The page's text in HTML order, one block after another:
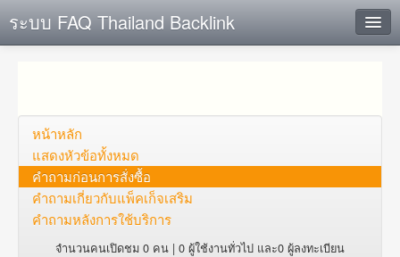
ระบบ FAQ Thailand Backlink
ตั้งคำถาม
ดูคำถาม
คุณต้องการที่จะลงทะเบียนหรือไม่?
หน้าหลัก
แสดงหัวข้อทั้งหมด
คำถาม​ก่อน​การ​สั่งซื้อ​
คำถาม​เกี่ยว​กับ​แพ็คเก็จ​เสริม
คำถามหลังการใช้บริการ
จำนวนคนเปิดชม 0 คน | 0 ผู้ใช้งานทั่วไป และ0 ผู้ลงทะเบียน